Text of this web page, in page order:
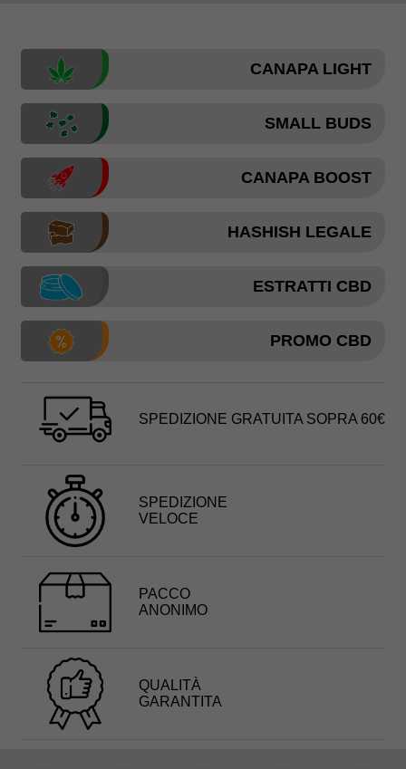
CANAPA LIGHT
SMALL BUDS
CANAPA BOOST
HASHISH LEGALE
ESTRATTI CBD
PROMO CBD
SPEDIZIONE GRATUITA SOPRA 60€
SPEDIZIONE
VELOCE
PACCO
ANONIMO
QUALITÀ
GARANTITA